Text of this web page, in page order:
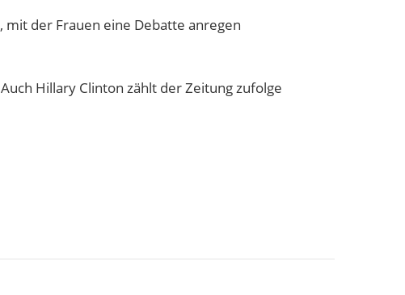
mit der Frauen eine Debatte anregen
Hillary Clinton zählt der Zeitung zufolge